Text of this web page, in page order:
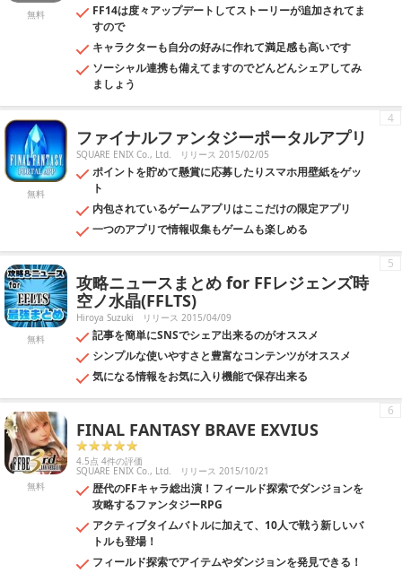
無料
FF14は度々アップデートしてストーリーが追加されてま
すので
キャラクターも自分の好みに作れて満足感も高いです
ソーシャル連携も備えてますのでどんどんシェアしてみ
ましょう
無料
ファイナルファンタジーポータルアプリ
SQUARE ENIX Co., Ltd. リリース 2015/02/05
ポイントを貯めて懸賞に応募したりスマホ用壁紙をゲッ
ト
内包されているゲームアプリはここだけの限定アプリ
一つのアプリで情報収集もゲームも楽しめる
4
無料
攻略ニュースまとめ for FFレジェンズ時
空ノ水晶(FFLTS)
Hiroya Suzuki リリース 2015/04/09
記事を簡単にSNSでシェア出来るのがオススメ
シンプルな使いやすさと豊富なコンテンツがオススメ
気になる情報をお気に入り機能で保存出来る
5
無料
FINAL FANTASY BRAVE EXVIUS
4.5点 4件の評価
SQUARE ENIX Co., Ltd. リリース 2015/10/21
歴代のFFキャラ総出演！フィールド探索でダンジョンを
攻略するファンタジーRPG
アクティブタイムバトルに加えて、10人で戦う新しいバ
トルも登場！
フィールド探索でアイテムやダンジョンを発見できる！
6